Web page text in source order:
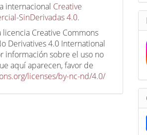
internacional Creative
SinDerivadas 4.0.
Creative Commons
Derivatives 4.0 International
información sobre el uso no
aquí aparecen, favor de
licenses/by-nc-nd/4.0/